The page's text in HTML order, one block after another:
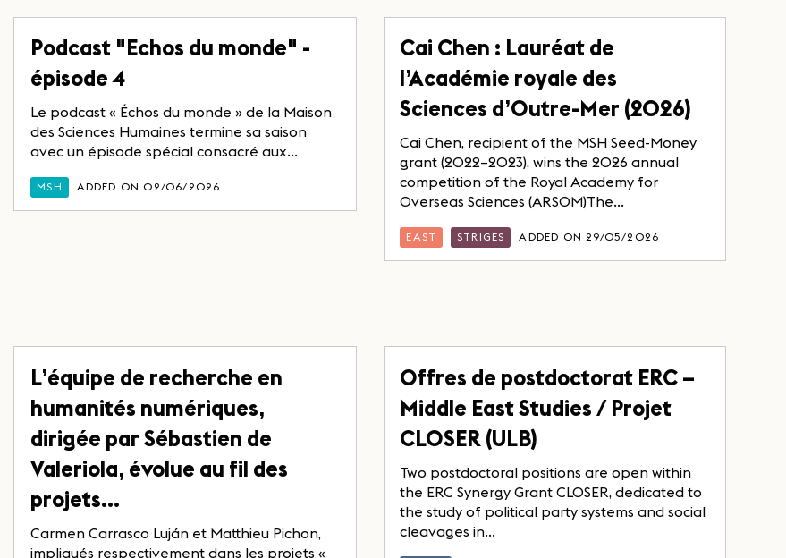
Podcast "Echos du monde" -
épisode 4
Le podcast « Échos du monde » de la Maison
des Sciences Humaines termine sa saison
avec un épisode spécial consacré aux...
MSH ADDED ON 02/06/2026
Cai Chen : Lauréat de
l’Académie royale des
Sciences d’Outre-Mer (2026)
Cai Chen, recipient of the MSH Seed-Money
grant (2022–2023), wins the 2026 annual
competition of the Royal Academy for
Overseas Sciences (ARSOM)The...
EAST STRIGES ADDED ON 29/05/2026
L’équipe de recherche en
humanités numériques,
dirigée par Sébastien de
Valeriola, évolue au fil des
projets…
Carmen Carrasco Luján et Matthieu Pichon,
impliqués respectivement dans les projets «
Offres de postdoctorat ERC –
Middle East Studies / Projet
CLOSER (ULB)
Two postdoctoral positions are open within
the ERC Synergy Grant CLOSER, dedicated to
the study of political party systems and social
cleavages in...